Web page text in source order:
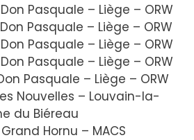
Pasquale – Liège – ORW
Pasquale – Liège – ORW
Pasquale – Liège – ORW
Pasquale – Liège – ORW
Pasquale – Liège – ORW
Nouvelles – Louvain-la-
du Biéreau
Hornu – MACS